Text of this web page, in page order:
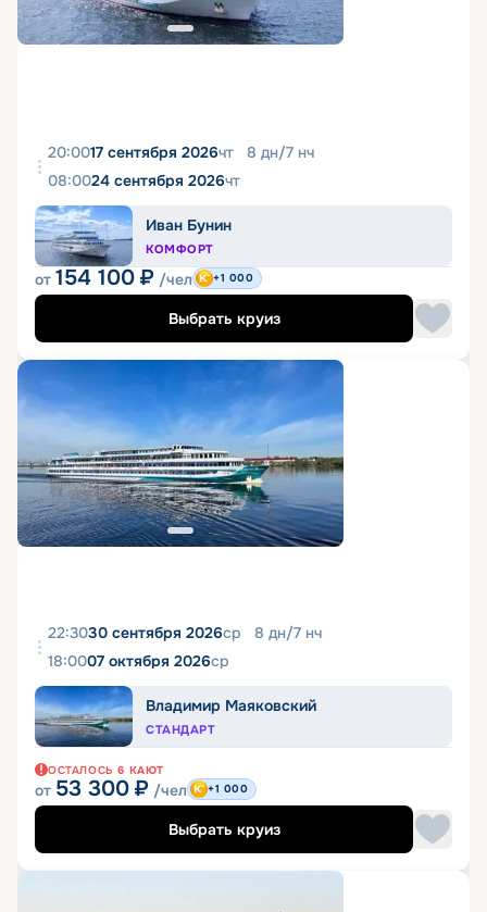
20:0017 сентября 2026чт 8 дн/7 нч
08:0024 сентября 2026чт
Иван Бунин
КОМФОРТ
от 154 100 ₽ /чел +1 000
Выбрать круиз
22:3030 сентября 2026ср 8 дн/7 нч
18:0007 октября 2026ср
Владимир Маяковский
СТАНДАРТ
ОСТАЛОСЬ 6 КАЮТ
от 53 300 ₽ /чел +1 000
Выбрать круиз